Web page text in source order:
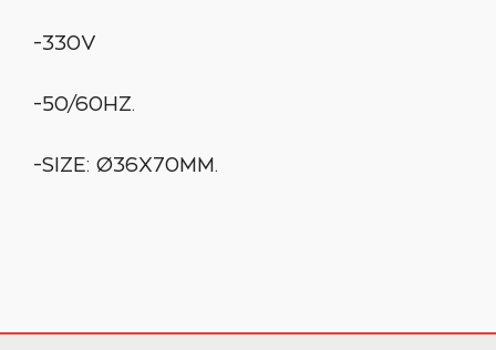
-330V
-50/60HZ.
-SIZE: Ø36X70MM.